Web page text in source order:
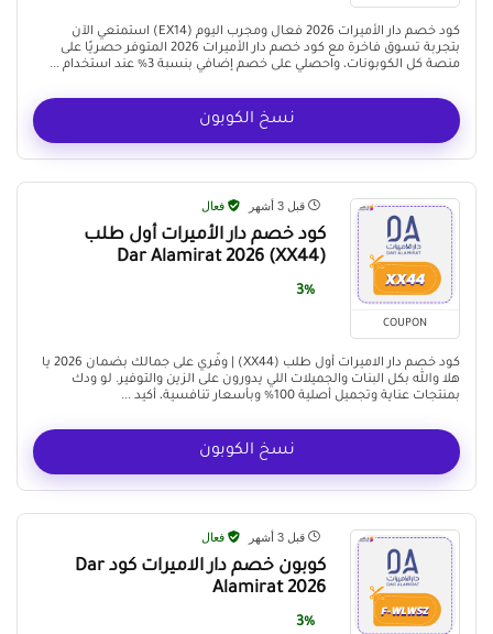
كود خصم دار الأميرات 2026 فعال ومجرب اليوم (EX14) استمتعي الآن
بتجربة تسوق فاخرة مع كود خصم دار الأميرات 2026 المتوفر حصريًا على
منصة كل الكوبونات، واحصلي على خصم إضافي بنسبة 3% عند استخدام ...
نسخ الكوبون
COUPON
قبل 3 أشهر فعال
كود خصم دار الأميرات أول طلب
(XX44) Dar Alamirat 2026
3%
كود خصم دار الاميرات أول طلب (XX44) | وفّري على جمالك بضمان 2026 يا
هلا والله بكل البنات والجميلات اللي يدورون على الزين والتوفير. لو ودك
بمنتجات عناية وتجميل أصلية 100% وبأسعار تنافسية، أكيد ...
نسخ الكوبون
قبل 3 أشهر فعال
كوبون خصم دار الاميرات كود Dar
Alamirat 2026
3%